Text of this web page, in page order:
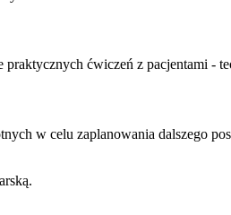
ćwiczeń z pacjentami -
w celu zaplanowania dalszego